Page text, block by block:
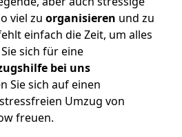
viel zu organisieren und zu
einfach die Zeit, um alles
sich für eine
bei uns
Sie sich auf einen
Umzug von
freuen.